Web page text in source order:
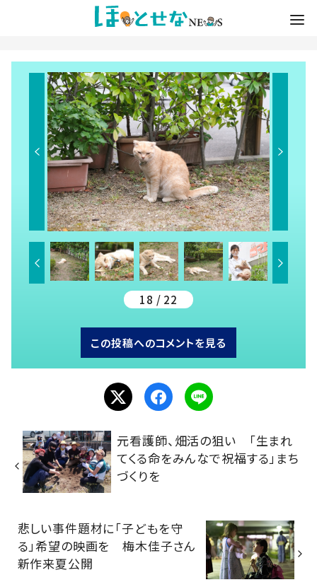
18 / 22
この投稿へのコメントを見る
元看護師、畑活の狙い 「生まれ
てくる命をみんなで祝福する」まち
づくりを
悲しい事件題材に「子どもを守
る」希望の映画を 梅木佳子さん
新作来夏公開